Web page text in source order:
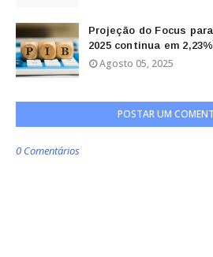
Projeção do Focus
2025 continua em 2,23%
Agosto 05, 2025
POSTAR UM
0 Comentários